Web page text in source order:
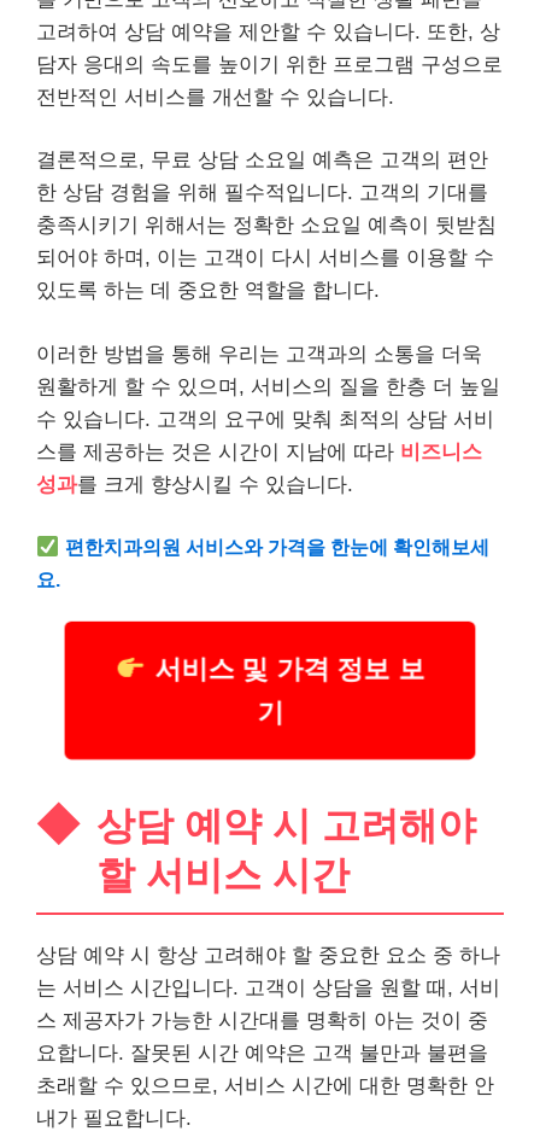
고려하여 상담 예약을 제안할 수 있습니다. 또한, 상
담자 응대의 속도를 높이기 위한 프로그램 구성으로
전반적인 서비스를 개선할 수 있습니다.
결론적으로, 무료 상담 소요일 예측은 고객의 편안
한 상담 경험을 위해 필수적입니다. 고객의 기대를
충족시키기 위해서는 정확한 소요일 예측이 뒷받침
되어야 하며, 이는 고객이 다시 서비스를 이용할 수
있도록 하는 데 중요한 역할을 합니다.
이러한 방법을 통해 우리는 고객과의 소통을 더욱
원활하게 할 수 있으며, 서비스의 질을 한층 더 높일
수 있습니다. 고객의 요구에 맞춰 최적의 상담 서비
스를 제공하는 것은 시간이 지남에 따라 비즈니스
성과를 크게 향상시킬 수 있습니다.
편한치과의원 서비스와 가격을 한눈에 확인해보세
요.
서비스 및 가격 정보 보
기
상담 예약 시 고려해야
할 서비스 시간
상담 예약 시 항상 고려해야 할 중요한 요소 중 하나
는 서비스 시간입니다. 고객이 상담을 원할 때, 서비
스 제공자가 가능한 시간대를 명확히 아는 것이 중
요합니다. 잘못된 시간 예약은 고객 불만과 불편을
초래할 수 있으므로, 서비스 시간에 대한 명확한 안
내가 필요합니다.